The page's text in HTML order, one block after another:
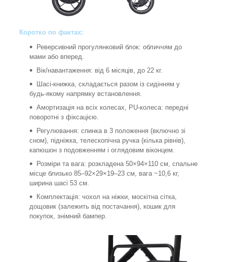
Коротко по фактах:
Реверсивний прогулянковий блок: обличчям до
мами або вперед.
Вік/навантаження: від 6 місяців, до 22 кг.
Шасі-книжка, складається разом із сидінням у
будь-якому напрямку встановлення.
Амортизація на всіх колесах, PU-колеса: передні
поворотні з фіксацією.
Регулювання: спинка в 3 положення (включно зі
сном), підніжка, телескопічна ручка (кілька рівнів),
капюшон з подовженням і оглядовим віконцем.
Розміри та вага: розкладена 50×94×110 см, спальне
місце близько 85–92×29×19–23 см, вага ~10,6 кг,
ширина шасі 53 см.
Комплектація: чохол на ніжки, москітна сітка,
дощовик (залежить від постачання), кошик для
покупок, знімний бампер.